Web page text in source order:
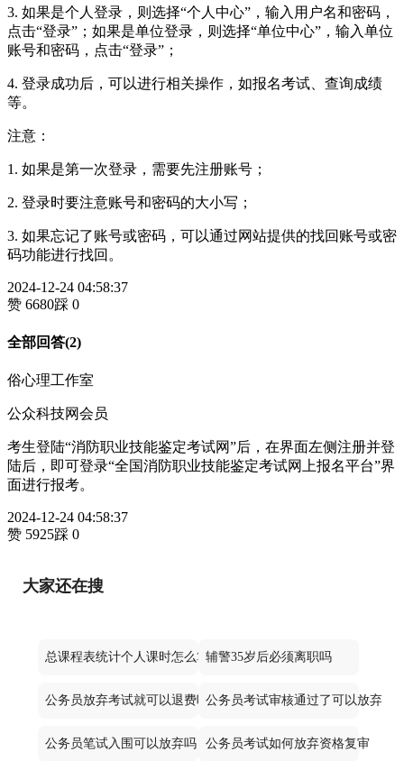
3. 如果是个人登录，则选择“个人中心”，输入用户名和密码，
点击“登录”；如果是单位登录，则选择“单位中心”，输入单位
账号和密码，点击“登录”；
4. 登录成功后，可以进行相关操作，如报名考试、查询成绩
等。
注意：
1. 如果是第一次登录，需要先注册账号；
2. 登录时要注意账号和密码的大小写；
3. 如果忘记了账号或密码，可以通过网站提供的找回账号或密
码功能进行找回。
2024-12-24 04:58:37
赞 6680踩 0
全部回答(2)
俗心理工作室
公众科技网会员
考生登陆“消防职业技能鉴定考试网”后，在界面左侧注册并登
陆后，即可登录“全国消防职业技能鉴定考试网上报名平台”界
面进行报考。
2024-12-24 04:58:37
赞 5925踩 0
大家还在搜
总课程表统计个人课时怎么算辅警35岁后必须离职吗
公务员放弃考试就可以退费吗公务员考试审核通过了可以放弃不
公务员笔试入围可以放弃吗 公务员考试如何放弃资格复审